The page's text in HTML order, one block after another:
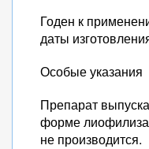
Годен к
даты
Особые указания
Препарат
форме
не производится.